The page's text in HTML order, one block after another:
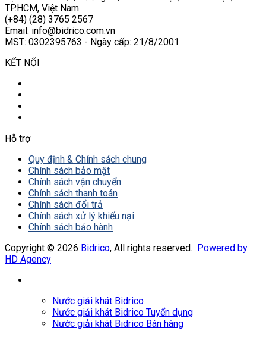
TP.HCM, Việt Nam.
(+84) (28) 3765 2567
Email: info@bidrico.com.vn
MST: 0302395763 - Ngày cấp: 21/8/2001
KẾT NỐI
Hỗ trợ
Quy định & Chính sách chung
Chính sách bảo mật
Chính sách vận chuyển
Chính sách thanh toán
Chính sách đổi trả
Chính sách xử lý khiếu nại
Chính sách bảo hành
Copyright © 2026 Bidrico, All rights reserved.
Powered by
HD Agency
Nước giải khát Bidrico
Nước giải khát Bidrico Tuyển dụng
Nước giải khát Bidrico Bán hàng